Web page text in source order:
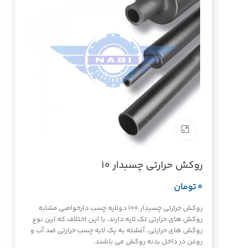
برای بزرگنمایی کلیک کنید
روکش حرارتی چسبدار ۱۰
تومان
روکش حرارتی چسبدار ۱۰۰ دولایه چسب دارخواصی مشابه
روکش های حرارتی تک لایه دارند، با این اختلاف که این نوع
روکش های حرارتی، آغشته به یک لایه چسب حرارتی ضد آب و
روغن در داخل بدنه روکش می باشند.